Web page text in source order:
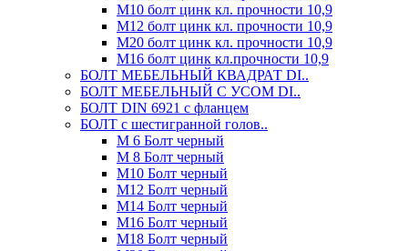
М10 болт цинк кл. прочности 10,9
М12 болт цинк кл. прочности 10,9
М20 болт цинк кл. прочности 10,9
М16 болт цинк кл.прочности 10,9
БОЛТ МЕБЕЛЬНЫЙ КВАДРАТ DI..
БОЛТ МЕБЕЛЬНЫЙ С УСОМ DI..
БОЛТ DIN 6921 c фланцем
БОЛТ с шестигранной голов..
М 6 Болт черный
М 8 Болт черный
М10 Болт черный
М12 Болт черный
М14 Болт черный
М16 Болт черный
М18 Болт черный